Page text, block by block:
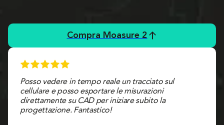
Compra Moasure 2
Posso vedere in tempo reale un tracciato sul
cellulare e posso esportare le misurazioni
direttamente su CAD per iniziare subito la
progettazione. Fantastico!